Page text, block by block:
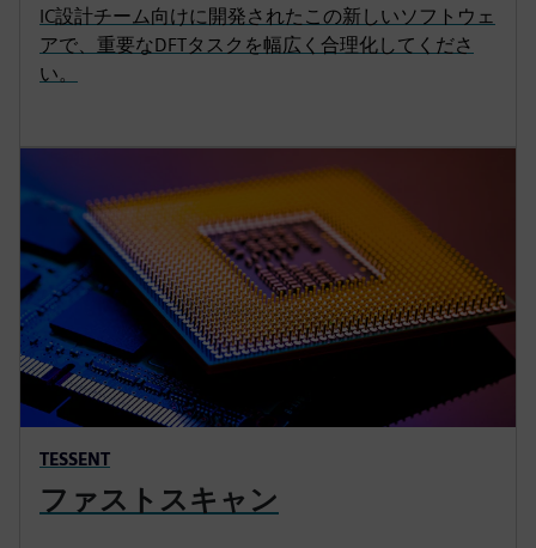
IC設計チーム向けに開発されたこの新しいソフトウェ
アで、重要なDFTタスクを幅広く合理化してくださ
い。
TESSENT
ファストスキャン